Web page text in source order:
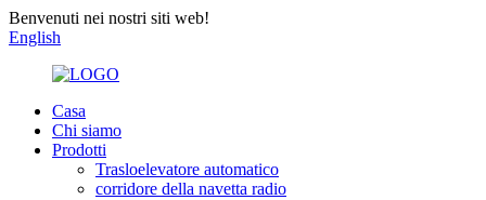
Benvenuti nei nostri siti web!
English
Casa
Chi siamo
Prodotti
Trasloelevatore automatico
corridore della navetta radio